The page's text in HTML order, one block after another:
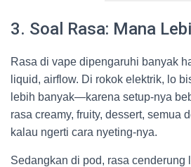
3. Soal Rasa: Mana
Rasa di vape dipengaruhi banyak
liquid, airflow. Di rokok elektrik, lo
lebih banyak—karena setup-nya
rasa creamy, fruity, dessert, semua
kalau ngerti cara nyeting-nya.
Sedangkan di pod, rasa cenderung